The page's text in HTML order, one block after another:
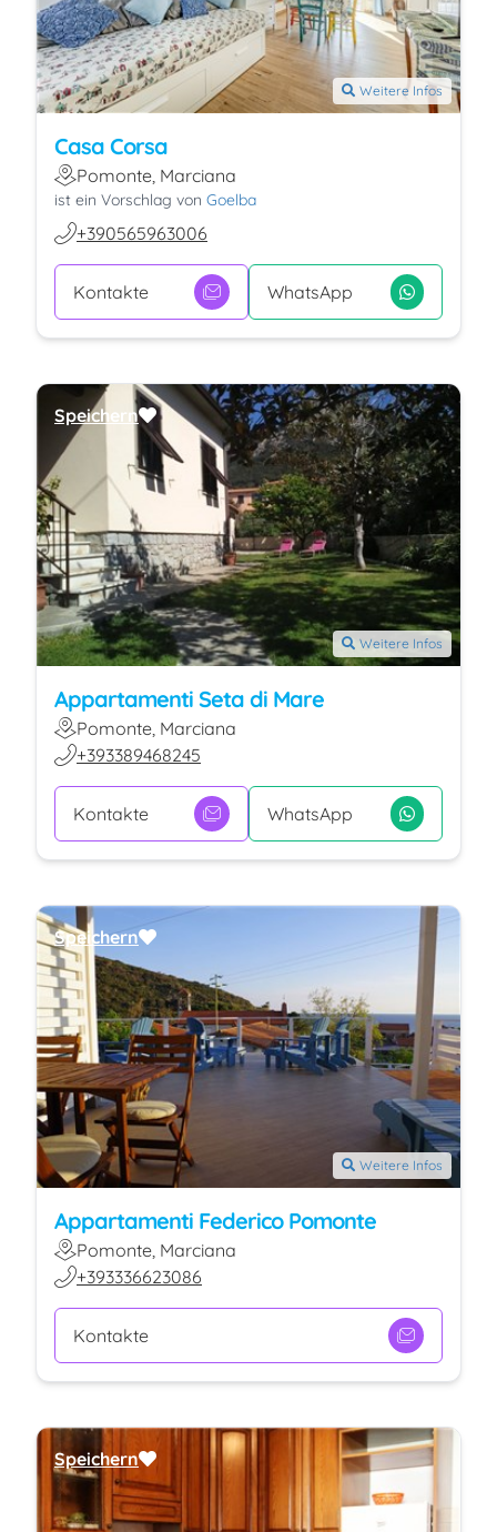
Weitere Infos
Casa Corsa
Pomonte, Marciana
ist ein Vorschlag von Goelba
+390565963006
Kontakte WhatsApp
Weitere Infos
Appartamenti Seta di Mare
Pomonte, Marciana
+393389468245
Kontakte WhatsApp
Speichern
Weitere Infos
Appartamenti Federico Pomonte
Pomonte, Marciana
+393336623086
Kontakte
Speichern
Speichern